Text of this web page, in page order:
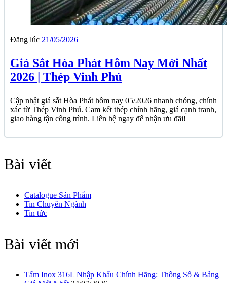
Đăng lúc 21/05/2026
Giá Sắt Hòa Phát Hôm Nay Mới Nhất
2026 | Thép Vinh Phú
Cập nhật giá sắt Hòa Phát hôm nay 05/2026 nhanh chóng, chính
xác từ Thép Vinh Phú. Cam kết thép chính hãng, giá cạnh tranh,
giao hàng tận công trình. Liên hệ ngay để nhận ưu đãi!
Bài viết
Catalogue Sản Phẩm
Tin Chuyên Ngành
Tin tức
Bài viết mới
Tấm Inox 316L Nhập Khẩu Chính Hãng: Thông Số & Bảng